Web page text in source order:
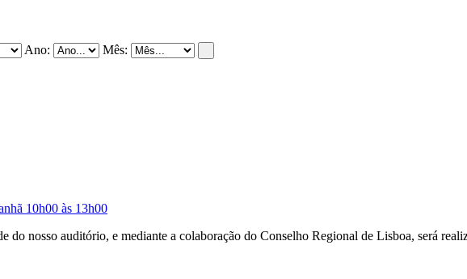
Ano: Mês:
10h00 às 13h00
do nosso auditório, e mediante a colaboração do Conselho Regional de Lisboa, será